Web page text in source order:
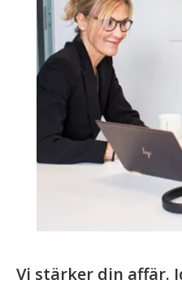
Vi stärker din affär.